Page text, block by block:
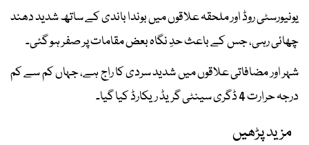
یونیورسٹی روڈ اور ملحقہ علاقوں میں بوندا باندی کے ساتھ شدید دھند
چھائی رہی، جس کے باعث حدِ نگاہ بعض مقامات پر صفر ہو گئی۔
شہر اور مضافاتی علاقوں میں شدید سردی کا راج ہے، جہاں کم سے کم
درجہ حرارت 4 ڈگری سینٹی گریڈ ریکارڈ کیا گیا۔
مزید پڑھیں